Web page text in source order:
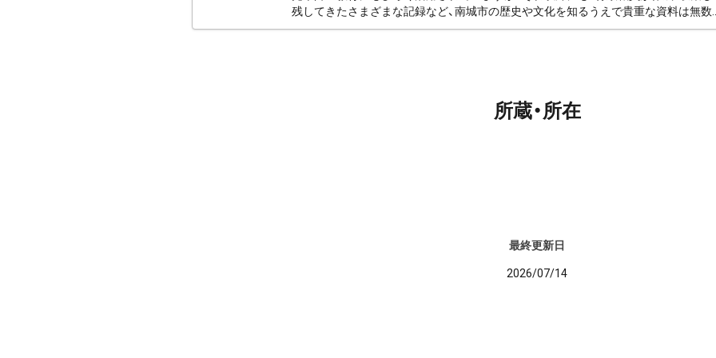
残してきたさまざまな記録など、南城市の歴史や文化を知るうえで貴重な資料は無数
所蔵・所在
最終更新日
2026/07/14